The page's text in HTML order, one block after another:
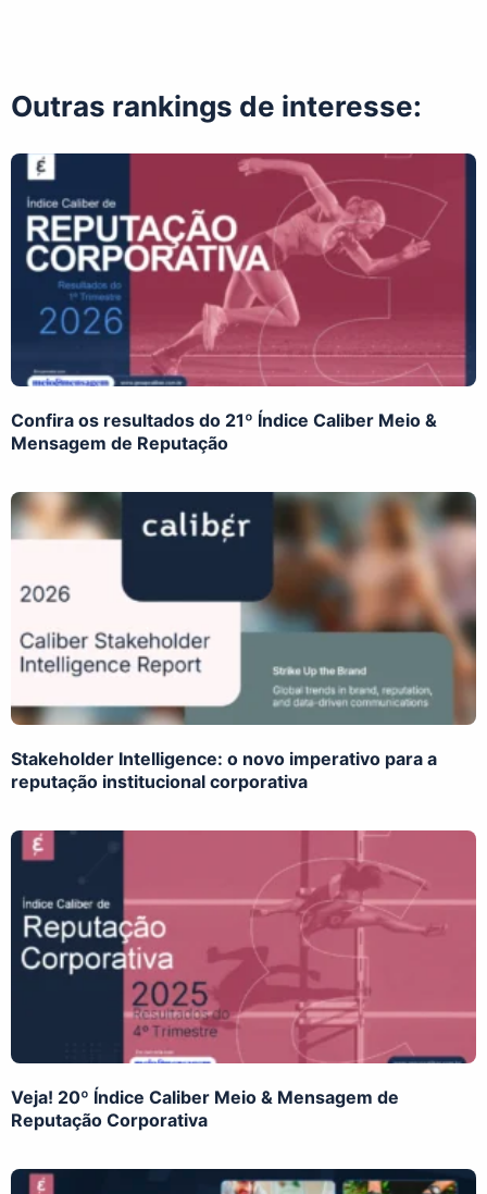
Outras rankings de interesse:
Confira os resultados do 21º Índice Caliber Meio &
Mensagem de Reputação
Stakeholder Intelligence: o novo imperativo para a
reputação institucional corporativa
Veja! 20º Índice Caliber Meio & Mensagem de
Reputação Corporativa